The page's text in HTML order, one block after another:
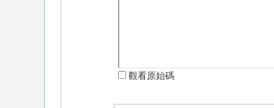
觀看原始碼